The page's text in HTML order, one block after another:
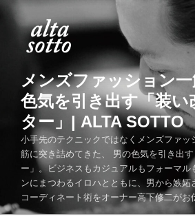
メンズファッション
色気を引き出す「装い
ター」| ALTA SOTTO
小手先のテクニックではなくメンズファッ
筋に突き詰めてきた、 男の色気を引き出
ー」。ビジネスもカジュアルもフォーマル
ンにまつわるイロハとともに、男から嫉妬
コーディネート術をオーナー高下修二がお